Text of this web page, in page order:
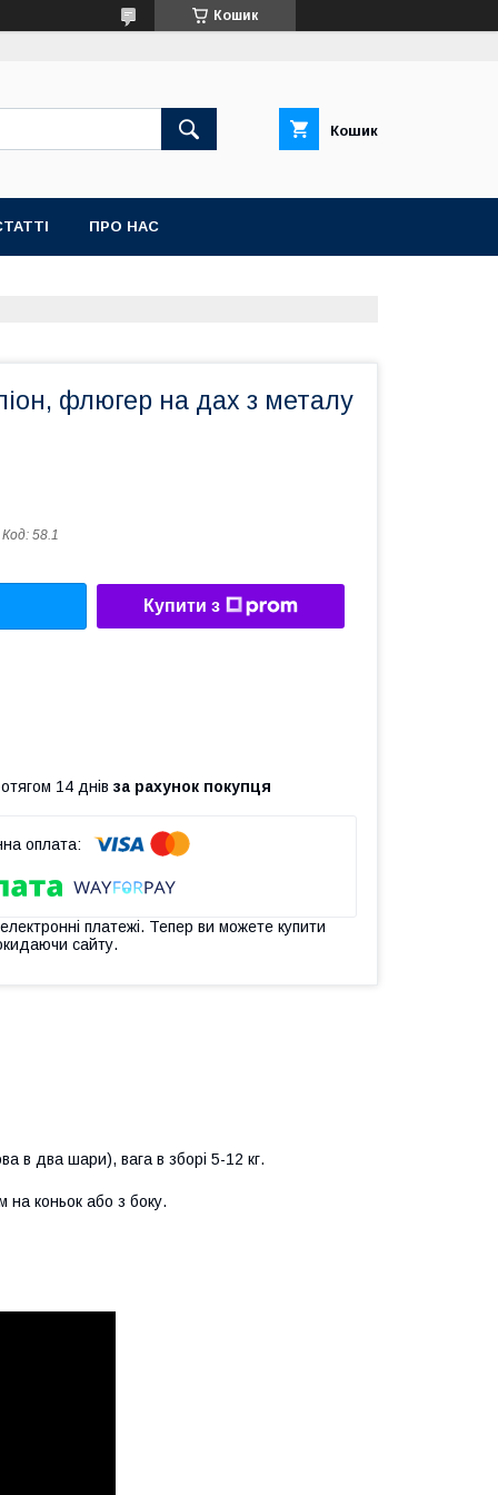
Кошик
Кошик
ПРО НАС
флюгер на дах з металу
Код: 58.1
Купити з
14 днів за рахунок покупця
платежі. Тепер ви можете купити
сайту.
в два шари), вага в зборі 5-12 кг.
на коньок або з боку.